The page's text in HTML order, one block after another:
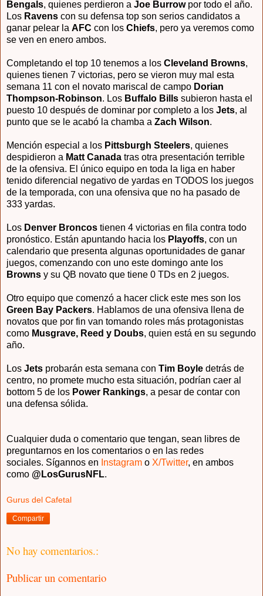
Bengals, quienes perdieron a Joe Burrow por todo el año.
Los Ravens con su defensa top son serios candidatos a
ganar pelear la AFC con los Chiefs, pero ya veremos como
se ven en enero ambos.
Completando el top 10 tenemos a los Cleveland Browns,
quienes tienen 7 victorias, pero se vieron muy mal esta
semana 11 con el novato mariscal de campo Dorian
Thompson-Robinson. Los Buffalo Bills subieron hasta el
puesto 10 después de dominar por completo a los Jets, al
punto que se le acabó la chamba a Zach Wilson.
Mención especial a los Pittsburgh Steelers, quienes
despidieron a Matt Canada tras otra presentación terrible
de la ofensiva. El único equipo en toda la liga en haber
tenido diferencial negativo de yardas en TODOS los juegos
de la temporada, con una ofensiva que no ha pasado de
333 yardas.
Los Denver Broncos tienen 4 victorias en fila contra todo
pronóstico. Están apuntando hacia los Playoffs, con un
calendario que presenta algunas oportunidades de ganar
juegos, comenzando con uno este domingo ante los
Browns y su QB novato que tiene 0 TDs en 2 juegos.
Otro equipo que comenzó a hacer click este mes son los
Green Bay Packers. Hablamos de una ofensiva llena de
novatos que por fin van tomando roles más protagonistas
como Musgrave, Reed y Doubs, quien está en su segundo
año.
Los Jets probarán esta semana con Tim Boyle detrás de
centro, no promete mucho esta situación, podrían caer al
bottom 5 de los Power Rankings, a pesar de contar con
una defensa sólida.
Cualquier duda o comentario que tengan, sean libres de
preguntarnos en los comentarios o en las redes
sociales. Sígannos en Instagram o X/Twitter, en ambos
como @LosGurusNFL.
Gurus del Cafetal
Compartir
No hay comentarios.:
Publicar un comentario